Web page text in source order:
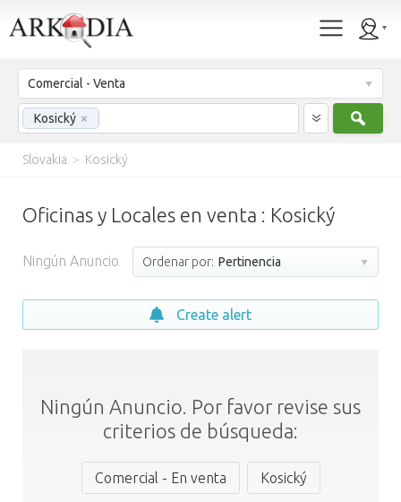
Comercial - Venta
Kosický ×
Slovakia > Kosický
Oficinas y Locales en venta : Kosický
Ningún Anuncio Ordenar por: Pertinencia
Create alert
Ningún Anuncio. Por favor revise sus
criterios de búsqueda:
Comercial - En venta Kosický